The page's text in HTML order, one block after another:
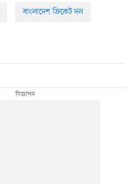
বাংলাদেশ ক্রিকেট দল